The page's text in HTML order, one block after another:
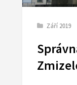
Září 2019